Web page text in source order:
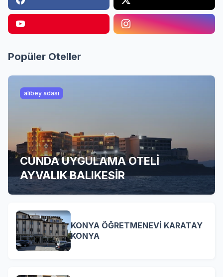
Popüler Oteller
alibey adası
CUNDA UYGULAMA OTELİ
AYVALIK BALIKESİR
KONYA ÖĞRETMENEVİ KARATAY
KONYA